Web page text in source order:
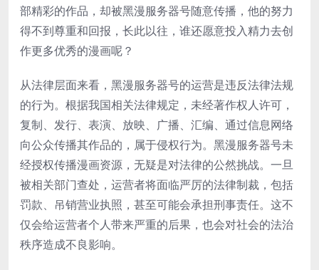
部精彩的作品，却被黑漫服务器号随意传播，他的努力
得不到尊重和回报，长此以往，谁还愿意投入精力去创
作更多优秀的漫画呢？
从法律层面来看，黑漫服务器号的运营是违反法律法规
的行为。根据我国相关法律规定，未经著作权人许可，
复制、发行、表演、放映、广播、汇编、通过信息网络
向公众传播其作品的，属于侵权行为。黑漫服务器号未
经授权传播漫画资源，无疑是对法律的公然挑战。一旦
被相关部门查处，运营者将面临严厉的法律制裁，包括
罚款、吊销营业执照，甚至可能会承担刑事责任。这不
仅会给运营者个人带来严重的后果，也会对社会的法治
秩序造成不良影响。